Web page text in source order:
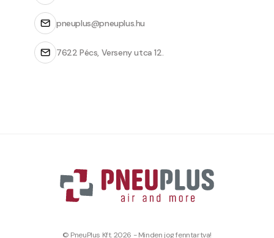
pneuplus@pneuplus.hu
7622 Pécs, Verseny utca 12.
© PneuPlus Kft. 2026 - Minden jog fenntartva!